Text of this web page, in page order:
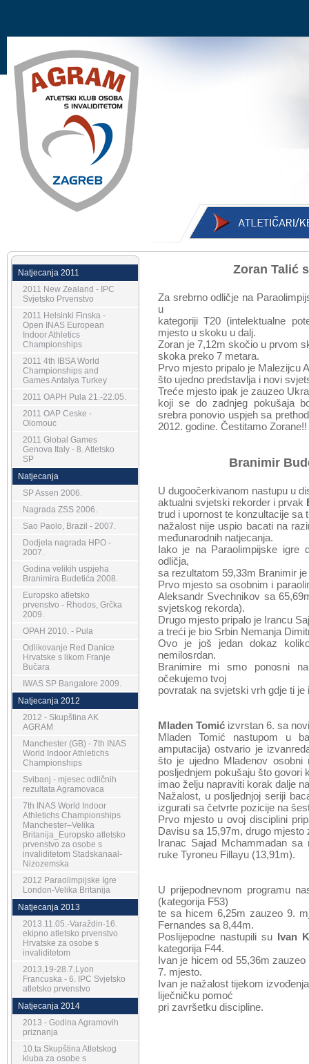
Zoran Talić
Za srebrno odličje na
u
kategoriji T20 (intelektualne
mjesto u skoku u dalj.
Zoran je 7,12m skočio u prvom
skoka preko 7 metara.
Prvo mjesto pripalo je Malezijcu
što ujedno predstavlja i novi
Treće mjesto ipak je zauzeo
koji se do zadnjeg pokušaja
srebra ponovio uspjeh sa
2012. godine. Čestitamo Zorane!!
Branimir
U dugoočerkivanom nastupu u
aktualni svjetski rekorder i prvak
trud i upornost te konzultacije sa
nažalost nije uspio bacati na
međunarodnih natjecanja.
Iako je na Paraolimpijske igre
odličja,
sa rezultatom 59,33m Branimir
Prvo mjesto sa osobnim i
Aleksandr Svechnikov sa
svjetskog rekorda).
Drugo mjesto pripalo je Irancu
a treći je bio Srbin Nemanja
Ovo je još jedan dokaz
nemilosrdan.
Branimire mi smo ponosni
očekujemo tvoj
povratak na svjetski vrh gdje ti je
Mladen Tomić izvrstan 6. sa
Mladen Tomić nastupom u
amputacija) ostvario je
što je ujedno Mladenov
posljednjem pokušaju što govori
imao želju napraviti korak dalje
Nažalost, u posljednjoj seriji
izgurati sa četvrte pozicije na
Prvo mjesto u ovoj disciplini
Davisu sa 15,97m, drugo mjesto
Iranac Sajad Mchammadan
ruke Tyroneu Fillayu (13,91m).
U prijepodnevnom programu
(kategorija F53)
te sa hicem 6,25m zauzeo 9.
Fernandes sa 8,44m.
Poslijepodne nastupili su Ivan
kategorija F44.
Ivan je hicem od 55,36m
7. mjesto.
Ivan je nažalost tijekom
liječničku pomoć
pri završetku discipline.
Natjecanja 2011
2011 New Zealand - IPC
Svjetsko Prvenstvo
2011 Helsinki Finska -
Open INAS European
Indoor Athletics
Championships
2011 4th IBSA World
Championships and
Games Antalya Turkey
2011 OAPH Pula 21.-22.05.
2011 OAP Ceske -
Olomouc
2011 Global Games
Genova Italy - 8. Atletsko
SP
Natjecanja
SP Assen 2006.
Nagrada ZSS 2006.
Sao Paolo, Brazil - 2007.
Dodjela nagrada HPO -
2007.
Godina velikih uspjeha
Branimira Budetića 2008.
Europsko atletsko
prvenstvo - Rhodos, Grčka
2009.
OPAH 2010. - Pula
Odlikovanje Red Danice
Hrvatske s likom Franje
Bučara
IWAS SP Bangalore 2009.
Natjecanja 2012
2012 - Skupština AK
AGRAM
Manchester (GB) - 7th INAS
World Indoor Athletichs
Championships
Svibanj - mjesec odličnih
rezultata Agramovaca
7th INAS World Indoor
Athletichs Championships
Manchester–Velika
Britanija_Europsko atletsko
prvenstvo za osobe s
invaliditetom Stadskanaal-
Nizozemska
2012 Paraolimpijske Igre
London-Velika Britanija
Natjecanja 2013
2013.11.05.-Varaždin-16.
ekipno atletsko prvenstvo
Hrvatske za osobe s
invaliditetom
2013,19-28.7,Lyon
Francuska - 6. IPC Svjetsko
atletsko prvenstvo
Natjecanja 2014
2013 - Godina Agramovih
priznanja
10.ta Skupština Atletskog
kluba za osobe s